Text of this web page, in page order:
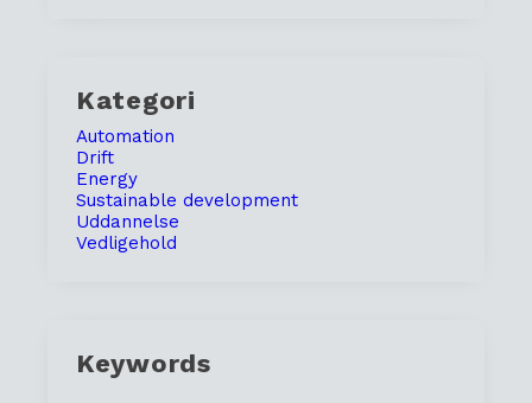
Kategori
Automation
Drift
Energy
Sustainable development
Uddannelse
Vedligehold
Keywords